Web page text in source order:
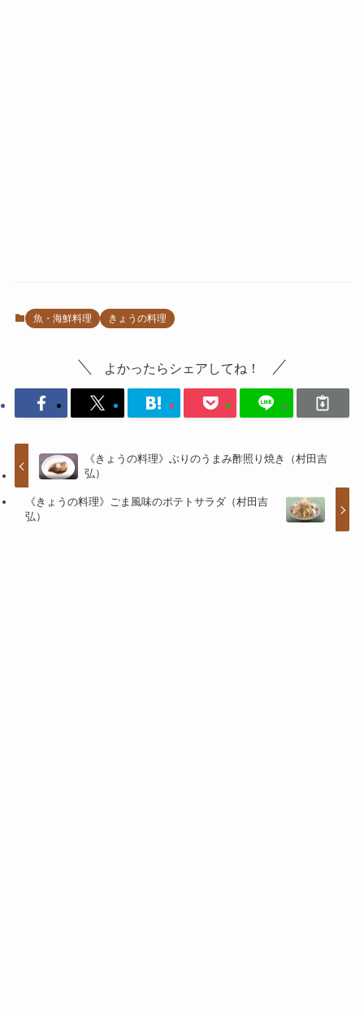
魚・海鮮料理 きょうの料理
よかったらシェアしてね！
《きょうの料理》ぶりのうまみ酢照り焼き（村田吉
弘）
《きょうの料理》ごま風味のポテトサラダ（村田吉
弘）